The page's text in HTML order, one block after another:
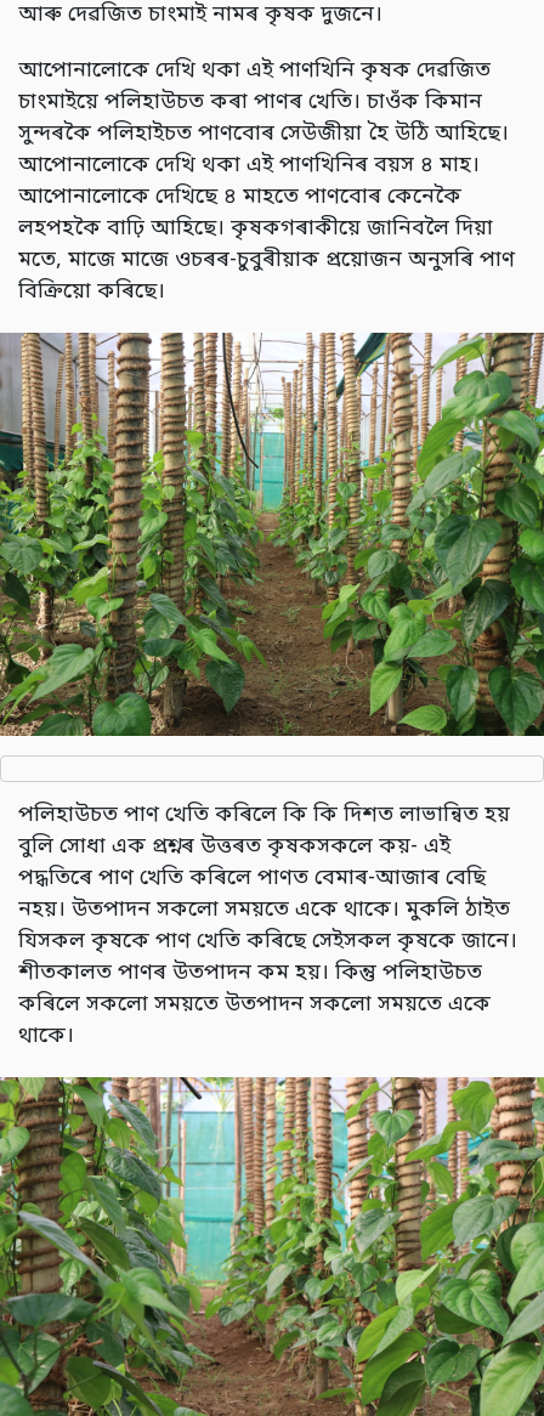
আৰু দেৱজিত চাংমাই নামৰ কৃষক দুজনে।
আপোনালোকে দেখি থকা এই পাণখিনি কৃষক দেৱজিত
চাংমাইয়ে পলিহাউচত কৰা পাণৰ খেতি। চাওঁক কিমান
সুন্দৰকৈ পলিহাইচত পাণবোৰ সেউজীয়া হৈ উঠি আহিছে।
আপোনালোকে দেখি থকা এই পাণখিনিৰ বয়স ৪ মাহ।
আপোনালোকে দেখিছে ৪ মাহতে পাণবোৰ কেনেকৈ
লহপহকৈ বাঢ়ি আহিছে। কৃষকগৰাকীয়ে জানিবলৈ দিয়া
মতে, মাজে মাজে ওচৰৰ-চুবুৰীয়াক প্ৰয়োজন অনুসৰি পাণ
বিক্ৰিয়ো কৰিছে।
পলিহাউচত পাণ খেতি কৰিলে কি কি দিশত লাভান্বিত হয়
বুলি সোধা এক প্ৰশ্নৰ উত্তৰত কৃষকসকলে কয়- এই
পদ্ধতিৰে পাণ খেতি কৰিলে পাণত বেমাৰ-আজাৰ বেছি
নহয়। উতপাদন সকলো সময়তে একে থাকে। মুকলি ঠাইত
যিসকল কৃষকে পাণ খেতি কৰিছে সেইসকল কৃষকে জানে।
শীতকালত পাণৰ উতপাদন কম হয়। কিন্তু পলিহাউচত
কৰিলে সকলো সময়তে উতপাদন সকলো সময়তে একে
থাকে।